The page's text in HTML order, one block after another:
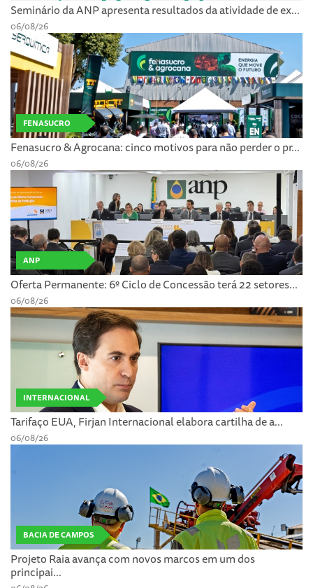
Seminário da ANP apresenta resultados da atividade de ex...
06/08/26
FENASUCRO
Fenasucro & Agrocana: cinco motivos para não perder o pr...
06/08/26
ANP
Oferta Permanente: 6º Ciclo de Concessão terá 22 setores...
06/08/26
INTERNACIONAL
Tarifaço EUA, Firjan Internacional elabora cartilha de a...
06/08/26
BACIA DE CAMPOS
Projeto Raia avança com novos marcos em um dos
principai...